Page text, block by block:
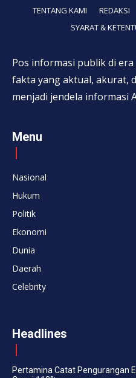
TENTANG KAMI REDAKSI
SYARAT &
Pos informasi publik di
fakta yang aktual, akurat,
menjadi jendela informasi
Menu
Nasional
Hukum
Politik
Ekonomi
Dunia
Daerah
Celebrity
Headlines
Pertamina Catat Pengurangan